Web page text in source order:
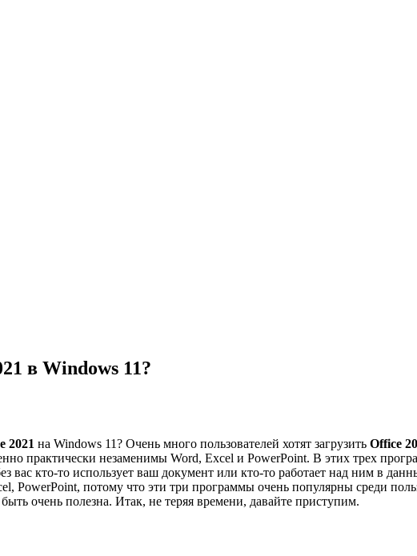
в Windows 11?
2021 на Windows 11? Очень много пользователей хотят загрузить Office
практически незаменимы Word, Excel и PowerPoint. В этих трех
вас кто-то использует ваш документ или кто-то работает над ним в
PowerPoint, потому что эти три программы очень популярны среди
очень полезна. Итак, не теряя времени, давайте приступим.